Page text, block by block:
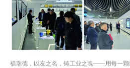
福瑞德，以友之名，铸工业之魂——用每一颗